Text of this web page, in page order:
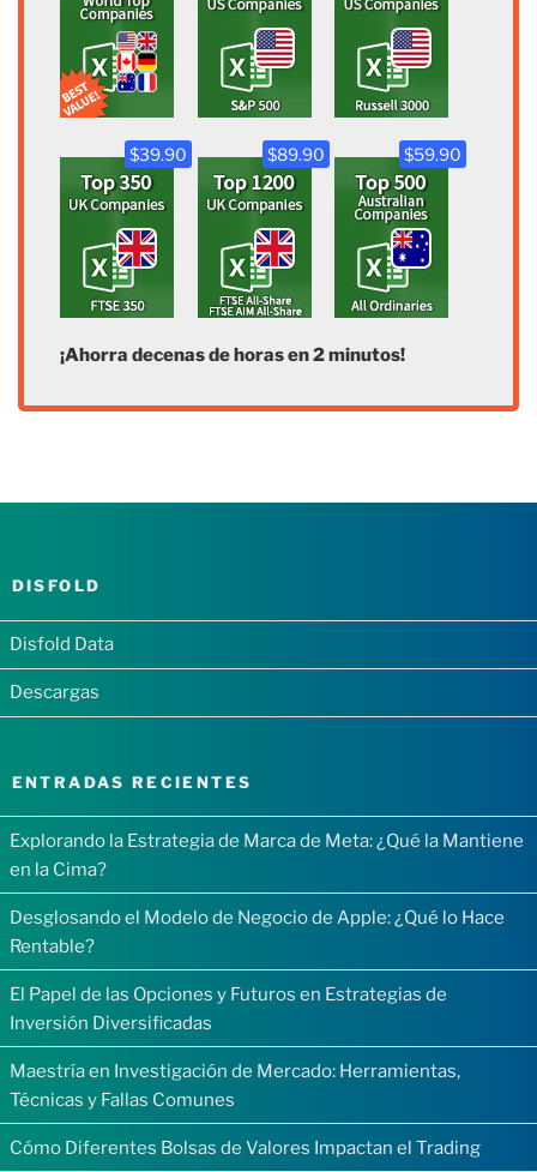
$39.90 $89.90 $59.90
¡Ahorra decenas de horas en 2 minutos!
DISFOLD
Disfold Data
Descargas
ENTRADAS RECIENTES
Explorando la Estrategia de Marca de Meta: ¿Qué la Mantiene
en la Cima?
Desglosando el Modelo de Negocio de Apple: ¿Qué lo Hace
Rentable?
El Papel de las Opciones y Futuros en Estrategias de
Inversión Diversificadas
Maestría en Investigación de Mercado: Herramientas,
Técnicas y Fallas Comunes
Cómo Diferentes Bolsas de Valores Impactan el Trading